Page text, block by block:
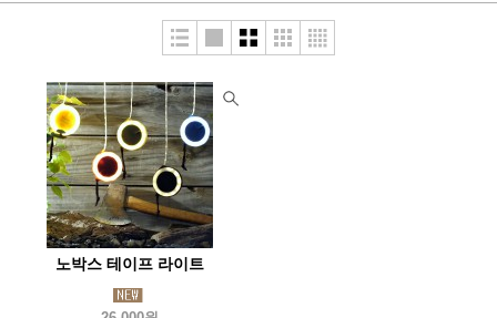
더캠퍼(TheCamper)
라이트삭(Wrightsock) 랩(Rab)
루시올(Luciole) 루세코(Luceco)
마운트리버(Mountriver)
마운틴스미스(MountainS)
맥데이비드(Mcdavid)
멜리띠(Melliti)
노박스 테이프 라이트